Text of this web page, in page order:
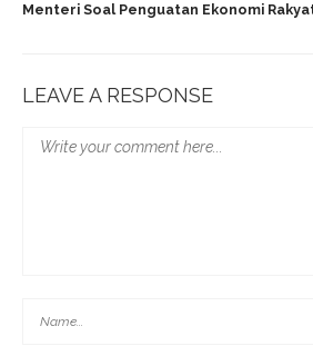
Menteri Soal Penguatan Ekonomi
LEAVE A RESPONSE